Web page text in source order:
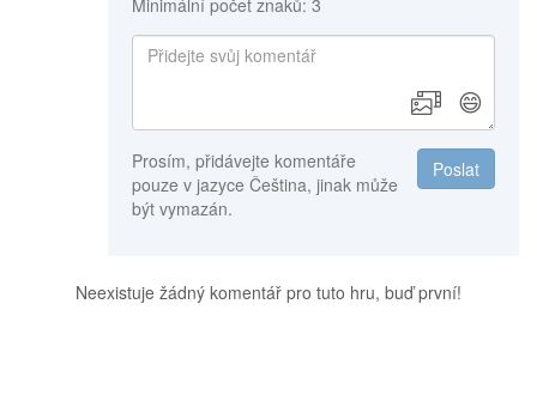
😄
Poslat
Prosím, přidávejte komentáře
pouze v jazyce Čeština, jinak může
být vymazán.
Neexistuje žádný komentář pro tuto hru, buď první!